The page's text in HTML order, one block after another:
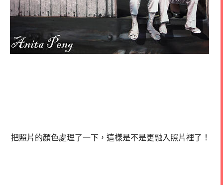
把照片的顏色處理了一下，這樣是不是更融入照片裡了！